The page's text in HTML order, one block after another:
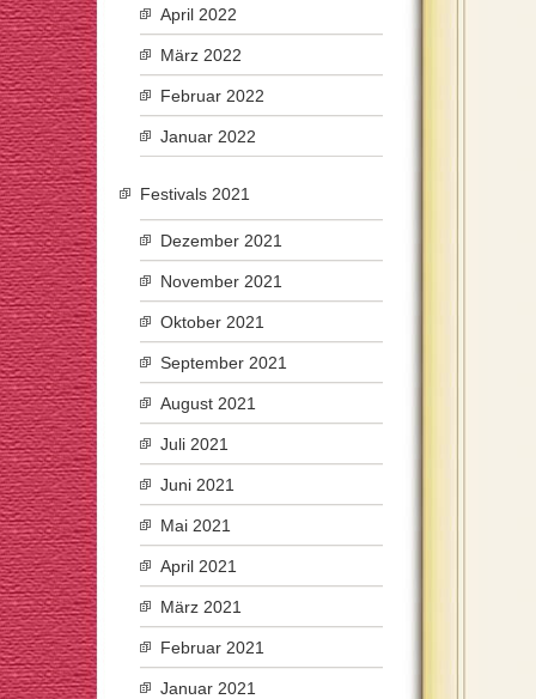
April 2022
März 2022
Februar 2022
Januar 2022
Festivals 2021
Dezember 2021
November 2021
Oktober 2021
September 2021
August 2021
Juli 2021
Juni 2021
Mai 2021
April 2021
März 2021
Februar 2021
Januar 2021